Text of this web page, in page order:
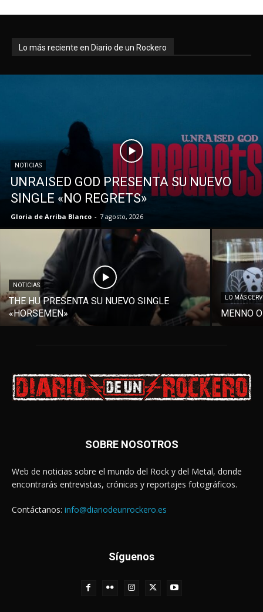
Lo más reciente en Diario de un Rockero
NOTICIAS
UNRAISED GOD PRESENTA SU NUEVO
SINGLE «NO REGRETS»
Gloria de Arriba Blanco - 7 agosto, 2026
NOTICIAS
THE HU PRESENTA SU NUEVO SINGLE
«HORSEMEN»
LO MÁS
MENNO
SOBRE NOSOTROS
Web de noticias sobre el mundo del Rock y del Metal, donde
encontrarás entrevistas, crónicas y reportajes fotográficos.
Contáctanos: info@diariodeunrockero.es
Síguenos